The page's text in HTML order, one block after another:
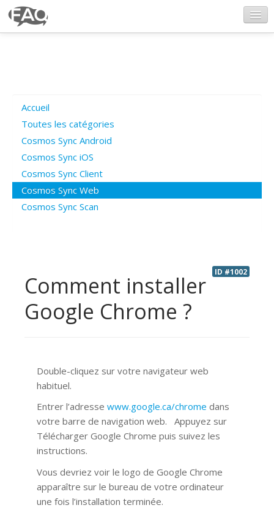
Poser une question
Questions ouvertes
Connexion
Accueil
Toutes les catégories
Cosmos Sync Android
Cosmos Sync iOS
Cosmos Sync Client
Cosmos Sync Web
Cosmos Sync Scan
ID #1002
Comment installer
Google Chrome ?
Double-cliquez sur votre navigateur web
habituel.
Entrer l’adresse www.google.ca/chrome dans
votre barre de navigation web. Appuyez sur
Télécharger Google Chrome puis suivez les
instructions.
Vous devriez voir le logo de Google Chrome
apparaître sur le bureau de votre ordinateur
une fois l’installation terminée.